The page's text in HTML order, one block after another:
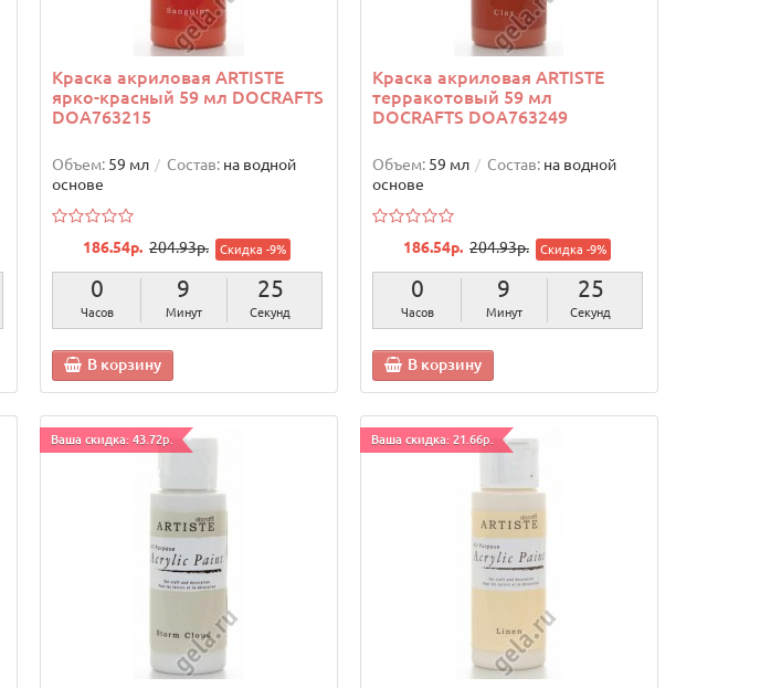
Краска акриловая ARTISTE
ярко-красный 59 мл DOCRAFTS
DOA763215
Объем: 59 мл Состав: на водной
основе
186.54р. 204.93р. Скидка -9%
0
Часов
9
Минут
24
Секунды
В корзину
Краска акриловая ARTISTE
терракотовый 59 мл
DOCRAFTS DOA763249
Объем: 59 мл Состав: на водной
основе
186.54р. 204.93р. Скидка -9%
0
Часов
9
Минут
24
Секунды
В корзину
Ваша скидка: 43.72р. Ваша скидка: 21.66р.